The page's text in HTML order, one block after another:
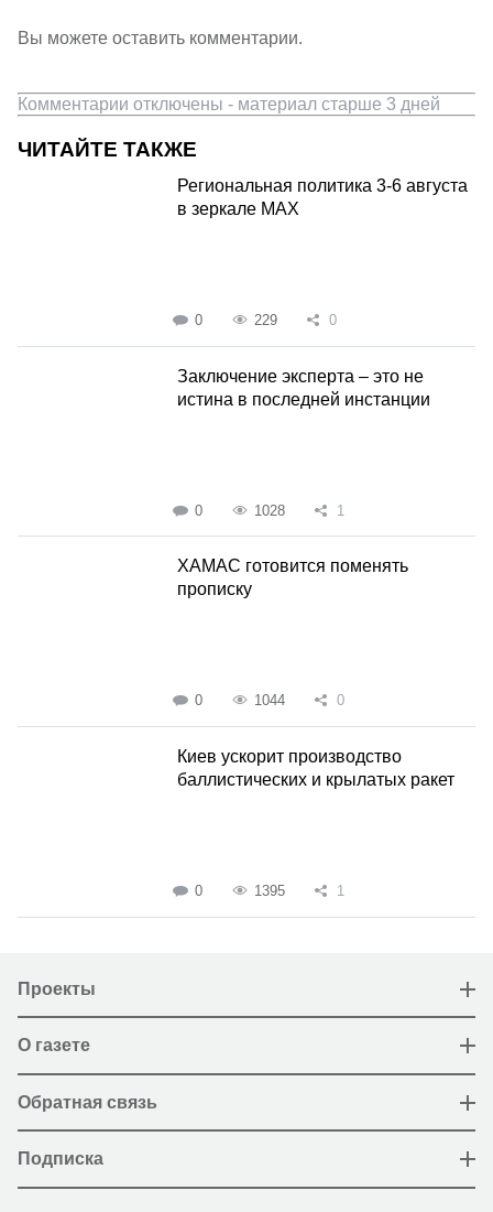
Вы можете оставить комментарии.
Комментарии отключены - материал старше 3 дней
ЧИТАЙТЕ ТАКЖЕ
Региональная политика 3-6 августа
в зеркале MAX
0 229 0
Заключение эксперта – это не
истина в последней инстанции
0 1028 1
ХАМАС готовится поменять
прописку
0 1044 0
Киев ускорит производство
баллистических и крылатых ракет
0 1395 1
Проекты
О газете
Обратная связь
Подписка